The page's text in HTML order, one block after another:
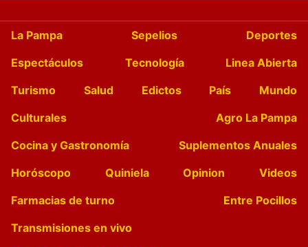
La Pampa Sepelios
Deportes
Espectáculos
Tecnología
Linea Abierta
Turismo
Salud Edictos País
Mundo
Culturales
Agro La Pampa
Cocina y Gastronomía
Suplementos Anuales
Horóscopo
Quiniela Opinion
Videos
Farmacias de turno
Entre Pocillos
Transmisiones en vivo